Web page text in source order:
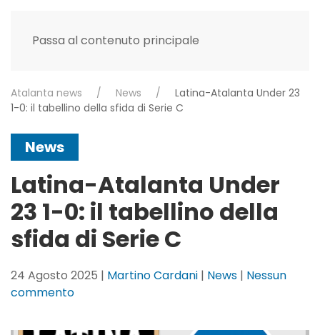
Passa al contenuto principale
Atalanta news News
Latina-Atalanta Under 23
1-0: il tabellino della sfida di Serie C
News
Latina-Atalanta Under
23 1-0: il tabellino della
sfida di Serie C
24 Agosto 2025 | Martino Cardani | News | Nessun
commentosu
Atalanta